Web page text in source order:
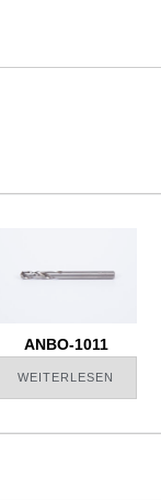
ANBO-1011
WEITERLESEN